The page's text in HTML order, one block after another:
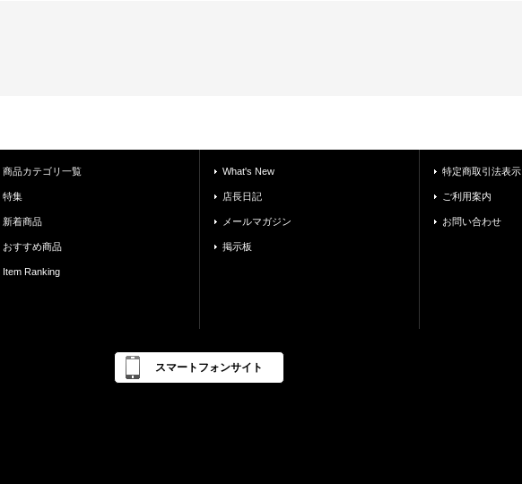
商品カテゴリ一覧
特集
新着商品
おすすめ商品
Item Ranking
What's New
店長日記
メールマガジン
掲示板
特定商取引法表示
ご利用案内
お問い合わせ
スマートフォンサイト